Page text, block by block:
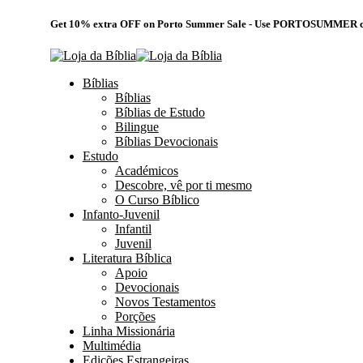
Get 10% extra OFF on Porto Summer Sale - Use PORTOSUMMER
Bíblias
Bíblias
Bíblias de Estudo
Bilingue
Bíblias Devocionais
Estudo
Académicos
Descobre, vê por ti mesmo
O Curso Bíblico
Infanto-Juvenil
Infantil
Juvenil
Literatura Bíblica
Apoio
Devocionais
Novos Testamentos
Porções
Linha Missionária
Multimédia